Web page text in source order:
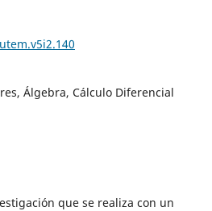
Álgebra, Cálculo Diferencial
que se realiza con un